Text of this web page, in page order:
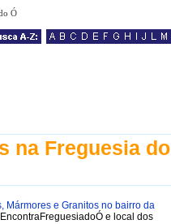
Ó
na Freguesia do
Mármores e Granitos no bairro da
e local dos